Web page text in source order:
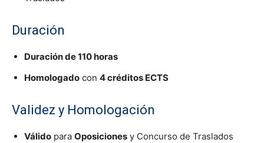
Duración
Duración de 110 horas
Homologado con 4 créditos ECTS
Validez y Homologación
Válido para Oposiciones y Concurso de Traslados